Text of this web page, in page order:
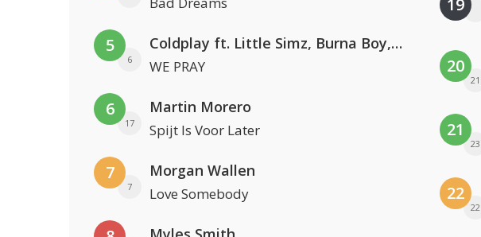
5
6
Coldplay ft. Little Simz, Burna Boy, Elyanna & Tini
WE PRAY
6
17
Martin Morero
Spijt Is Voor Later
7
7
Morgan Wallen
Love Somebody
19
20
21
21
23
22
22